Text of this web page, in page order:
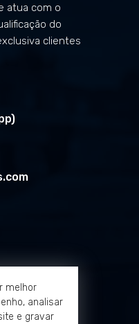
atua com o
do
clientes
melhor
analisar
e gravar